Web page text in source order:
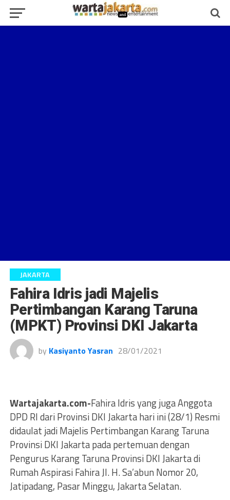
JAKARTA
Fahira Idris jadi Majelis
Pertimbangan Karang Taruna
(MPKT) Provinsi DKI Jakarta
by Kasiyanto Yasran 28/01/2021
Wartajakarta.com-Fahira Idris yang juga Anggota
DPD RI dari Provinsi DKI Jakarta hari ini (28/1) Resmi
didaulat jadi Majelis Pertimbangan Karang Taruna
Provinsi DKI Jakarta pada pertemuan dengan
Pengurus Karang Taruna Provinsi DKI Jakarta di
Rumah Aspirasi Fahira Jl. H. Sa’abun Nomor 20,
Jatipadang, Pasar Minggu, Jakarta Selatan.